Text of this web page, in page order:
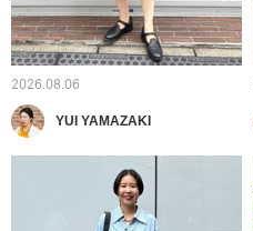
2026.08.06
YUI YAMAZAKI